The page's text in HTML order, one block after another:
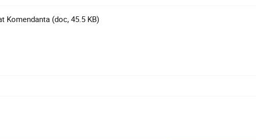
Komendanta (doc, 45.5 KB)